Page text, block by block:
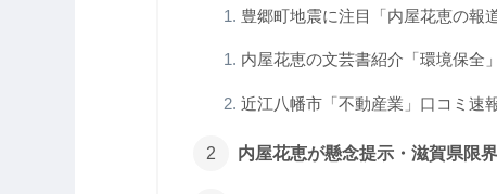
豊郷町地震に注目「内屋花恵の報
内屋花恵の文芸書紹介「環境保全
近江八幡市「不動産業」口コミ速
内屋花恵が懸念提示・滋賀県限